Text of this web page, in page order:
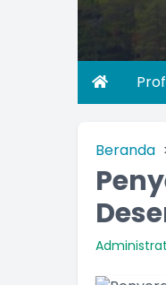
Beranda